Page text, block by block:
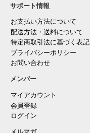
サポート情報
お支払い方法について
配送方法・送料について
特定商取引法に基づく表記
プライバシーポリシー
お問い合わせ
メンバー
マイアカウント
会員登録
ログイン